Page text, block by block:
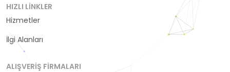
HIZLI LINKLER
Hizmetler
İlgi Alanları
ALIŞVERIŞ FIRMALARI